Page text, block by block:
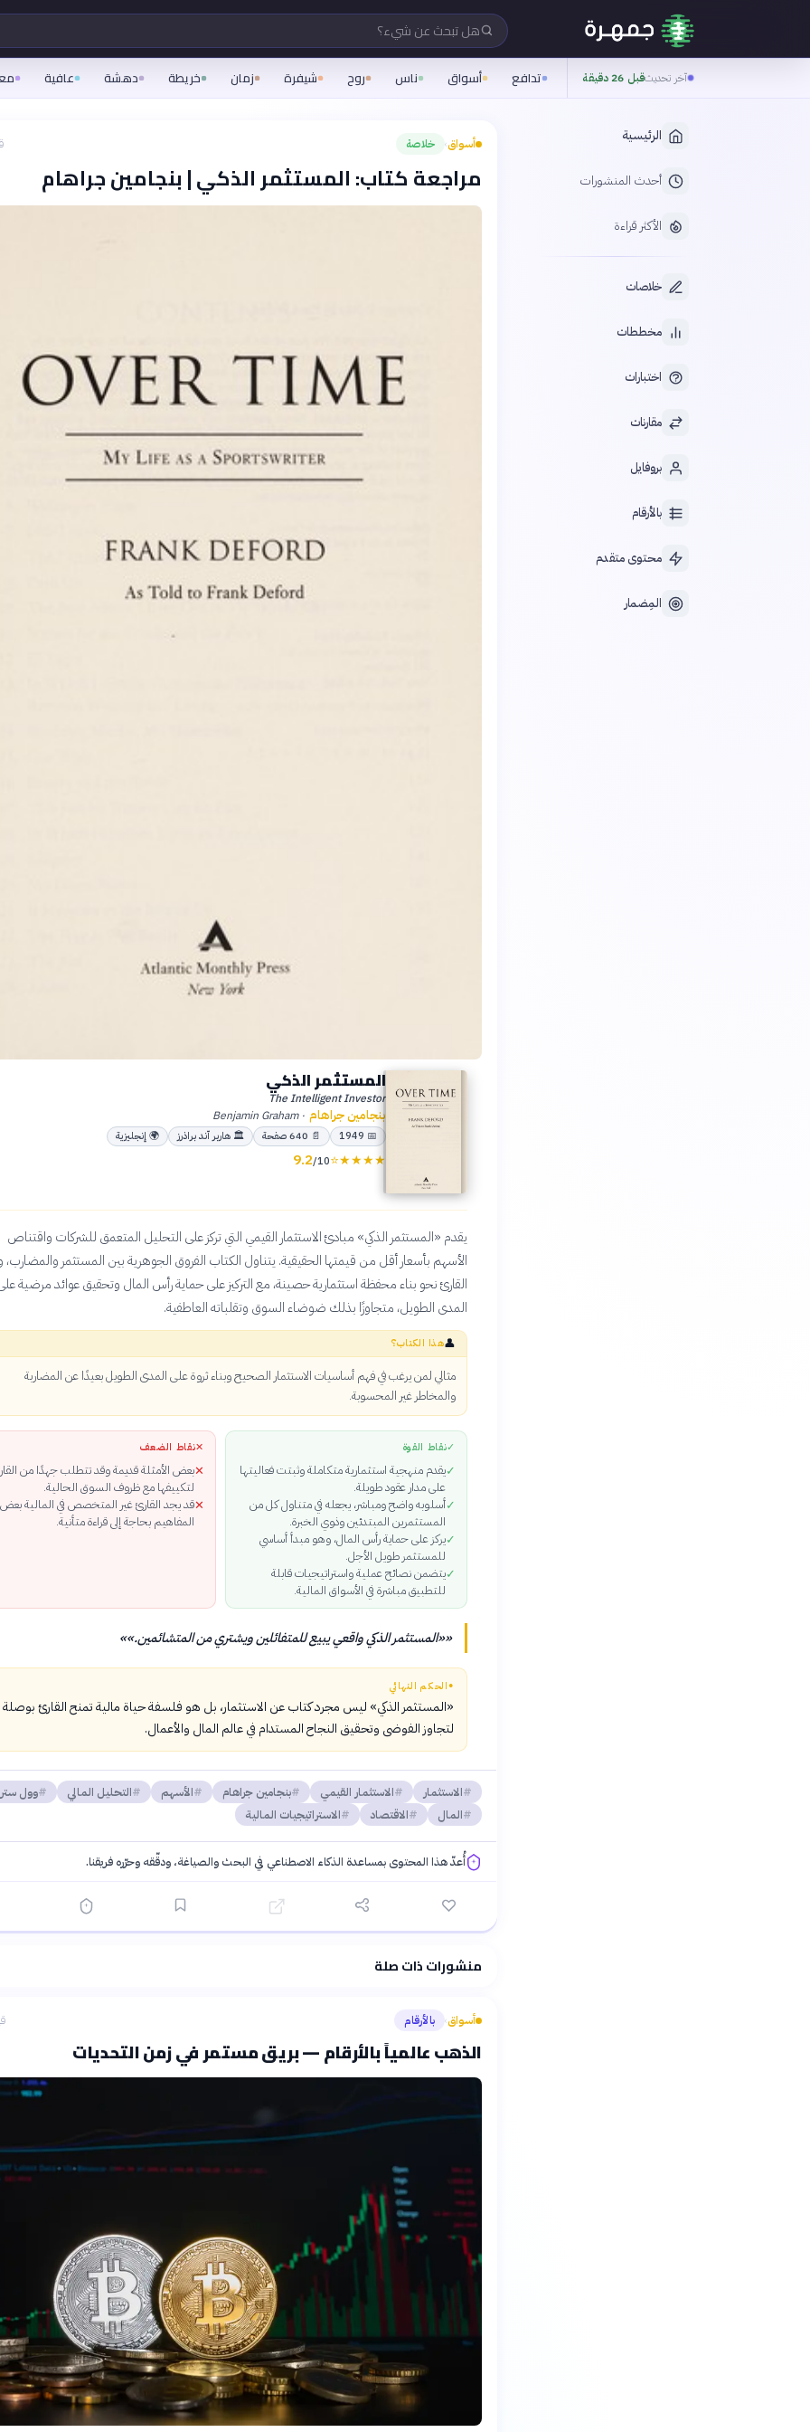
هل تبحث عن شيء؟
آخر تحديثقبل 26 دقيقة تدافع أسواق ناس روح شيفرة زمان خريطة دهشة عافية
الرئيسية
أحدث المنشورات
الأكثر قراءة
خلاصات
مخططات
اختبارات
مقارنات
بروفايل
بالأرقام
محتوى متقدم
المِضمار
أسواق› خلاصة
مراجعة كتاب: المستثمر الذكي | بنجامين جراهام
المستثمر الذكي
The Intelligent Investor
بنجامين جراهام ·
Benjamin Graham
📅
1949
📄
640صفحة 🏛 هاربر آند براذرز 🌍إنجليزية
★
★
★
★
⭐
9.2/10
يقدم «المستثمر الذكي» مبادئ الاستثمار القيمي التي تركز على التحليل المتعمق للشركات واقتناص
الأسهم بأسعار أقل من قيمتها الحقيقية. يتناول الكتاب الفروق الجوهرية بين المستثمر والمضارب،
القارئ نحو بناء محفظة استثمارية حصينة، مع التركيز على حماية رأس المال وتحقيق عوائد مرضية
المدى الطويل، متجاوزًا بذلك ضوضاء السوق وتقلباته العاطفية.
👤هذا الكتاب؟
مثالي لمن يرغب في فهم أساسيات الاستثمار الصحيح وبناء ثروة على المدى الطويل بعيدًا عن المضاربة
والمخاطر غير المحسوبة.
✓نقاط القوة
✓يقدم منهجية استثمارية متكاملة وثبتت فعاليتها
على مدار عقود طويلة.
✓أسلوبه واضح ومباشر، يجعله في متناول كل من
المستثمرين المبتدئين وذوي الخبرة.
✓يركز على حماية رأس المال، وهو مبدأ أساسي
للمستثمر طويل الأجل.
✓يتضمن نصائح عملية واستراتيجيات قابلة
للتطبيق مباشرة في الأسواق المالية.
✕نقاط الضعف
✕بعض الأمثلة قديمة وقد تتطلب جهدًا من
لتكييفها مع ظروف السوق الحالية.
✕قد يجد القارئ غير المتخصص في المالية بعض
المفاهيم بحاجة إلى قراءة متأنية.
««المستثمر الذكي واقعي يبيع للمتفائلين ويشتري من المتشائمين.»»
●الحكم النهائي
«المستثمر الذكي» ليس مجرد كتاب عن الاستثمار، بل هو فلسفة حياة مالية تمنح القارئ بوصلة
لتجاوز الفوضى وتحقيق النجاح المستدام في عالم المال والأعمال.
الاستثمار الاستثمار القيمي بنجامين جراهام الأسهم التحليل المالي
وول
المال
الاقتصاد الاستراتيجيات المالية
أُعدّ هذا المحتوى بمساعدة الذكاء الاصطناعي في البحث والصياغة، ودقّقه وحرّره فريقنا.
منشورات ذات صلة
أسواق› بالأرقام
الذهب عالمياً بالأرقام — بريق مستمر في زمن التحديات